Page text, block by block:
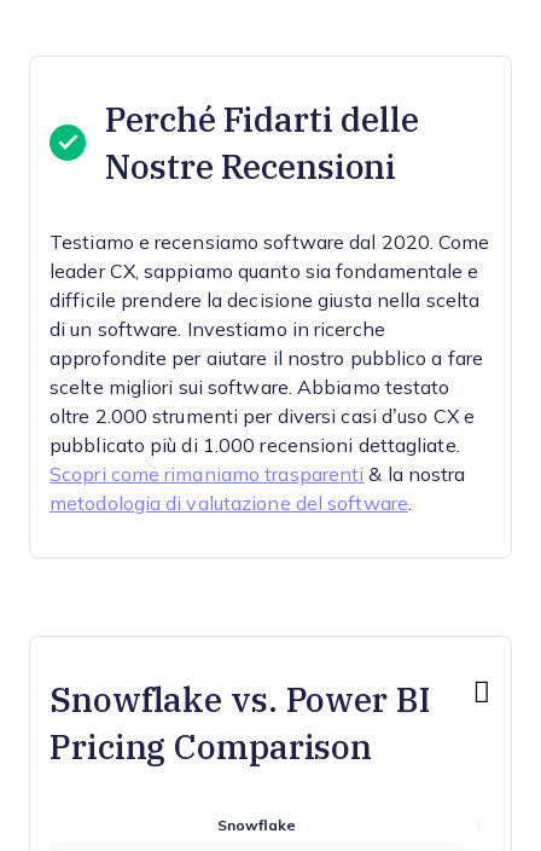
Perché Fidarti delle
Nostre Recensioni
Testiamo e recensiamo software dal 2020. Come
leader CX, sappiamo quanto sia fondamentale e
difficile prendere la decisione giusta nella scelta
di un software. Investiamo in ricerche
approfondite per aiutare il nostro pubblico a fare
scelte migliori sui software. Abbiamo testato
oltre 2.000 strumenti per diversi casi d’uso CX e
pubblicato più di 1.000 recensioni dettagliate.
Scopri come rimaniamo trasparenti & la nostra
metodologia di valutazione del software
Snowflake vs. Power BI
Pricing Comparison
Snowflake